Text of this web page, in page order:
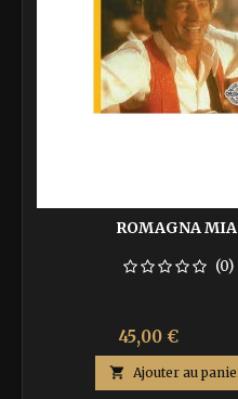
ROMAGNA MIA
(0)
Prix
45,00 €
base
 Ajouter au